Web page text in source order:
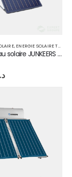
, ENERGIE SOLAIRE THERMIQUE
Chauffe-eau solaire JUNKEERS 200 L Circuit fermé